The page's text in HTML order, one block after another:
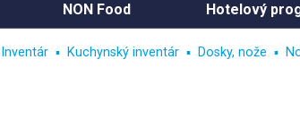
NON Food Hotelový
Kuchynský inventár Dosky, nože